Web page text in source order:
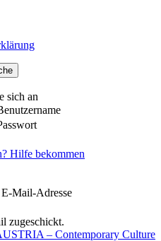
sich an
Hilfe bekommen
Mail-Adresse
zugeschickt.
– Contemporary Culture